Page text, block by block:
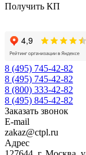
Получить КП
8 (495) 745-42-82
8 (495) 745-42-82
8 (800) 333-42-82
8 (495) 845-42-82
Заказать звонок
E-mail
zakaz@ctpl.ru
Адрес